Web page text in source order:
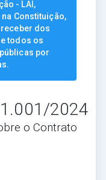
- LAI,
Constituição,
dos
todos os
por
2024
o Contrato